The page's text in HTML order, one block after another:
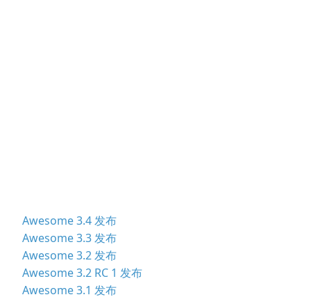
Awesome 3.4 发布
Awesome 3.3 发布
Awesome 3.2 发布
Awesome 3.2 RC 1 发布
Awesome 3.1 发布